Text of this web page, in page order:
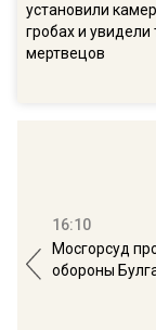
установили
гробах и увидели
мертвецов
16:10
Мосгорсуд
обороны